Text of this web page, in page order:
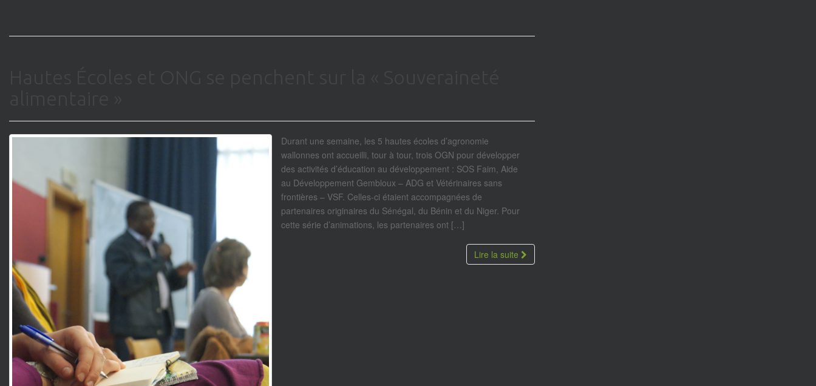
Durant une semaine, les 5 hautes écoles d’agronomie
wallonnes ont accueilli, tour à tour, trois OGN pour développer
des activités d’éducation au développement : SOS Faim, Aide
au Développement Gembloux – ADG et Vétérinaires sans
frontières – VSF. Celles-ci étaient accompagnées de
partenaires originaires du Sénégal, du Bénin et du Niger. Pour
cette série d’animations, les partenaires ont […]
Lire la suite